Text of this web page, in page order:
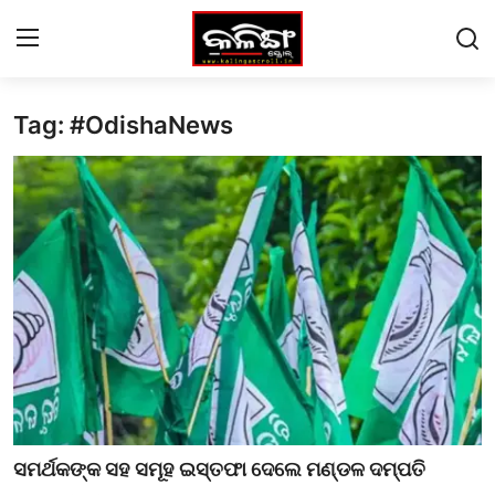
Login Register
Home
Contact
ଓଡିଶା (ODISHA)
ଅନ୍ତର୍ଜାତୀୟ (International)
ସଂସ୍କୃତି ଓ ମନୋରଞ୍ଜନ (Culture and
Entertainment)
ସମ୍ପାଦକୀୟ (Editorial)
Tag: #OdishaNews
ସମର୍ଥକଙ୍କ ସହ ସମୂହ ଇସ୍ତଫା ଦେଲେ ମଣ୍ଡଳ ଦମ୍ପତି